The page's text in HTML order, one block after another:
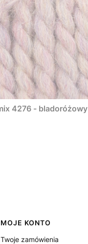
4276 - bladoróżowy
MOJE KONTO
Twoje zamówienia